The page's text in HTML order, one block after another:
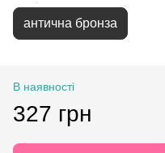
антична бронза
В наявності
327 грн